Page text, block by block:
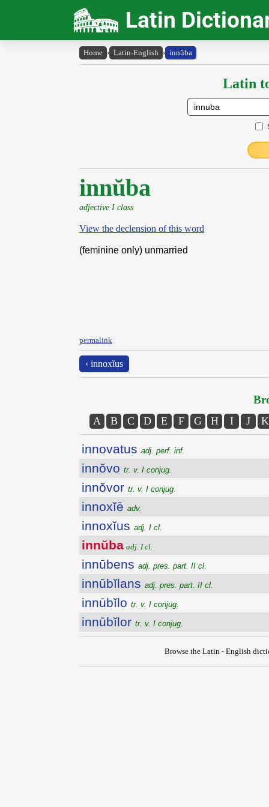
Latin
Home › Latin-English › innŭba
Latin
innŭba
adjective I class
View the declension of this word
(feminine only) unmarried
permalink
‹ innoxĭus
A B C D E F G H I J K
innovatus adj. perf. inf.
innŏvo tr. v. I conjug.
innŏvor tr. v. I conjug.
innoxĭē adv.
innoxĭus adj. I cl.
innŭba adj. I cl.
innūbens adj. pres. part. II cl.
innūbĭlans adj. pres. part. II cl.
innūbĭlo tr. v. I conjug.
innūbĭlor tr. v. I conjug.
Browse the Latin - English